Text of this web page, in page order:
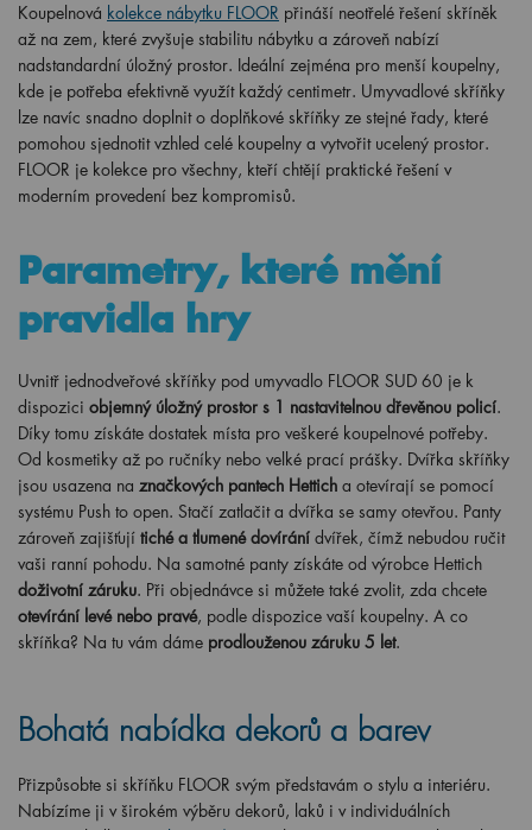
Koupelnová kolekce nábytku FLOOR přináší neotřelé řešení skříněk
až na zem, které zvyšuje stabilitu nábytku a zároveň nabízí
nadstandardní úložný prostor. Ideální zejména pro menší koupelny,
kde je potřeba efektivně využít každý centimetr. Umyvadlové skříňky
lze navíc snadno doplnit o doplňkové skříňky ze stejné řady, které
pomohou sjednotit vzhled celé koupelny a vytvořit ucelený prostor.
FLOOR je kolekce pro všechny, kteří chtějí praktické řešení v
moderním provedení bez kompromisů.
Parametry, které mění
pravidla hry
Uvnitř jednodveřové skříňky pod umyvadlo FLOOR SUD 60 je k
dispozici objemný úložný prostor s 1 nastavitelnou dřevěnou policí.
Díky tomu získáte dostatek místa pro veškeré koupelnové potřeby.
Od kosmetiky až po ručníky nebo velké prací prášky. Dvířka skříňky
jsou usazena na značkových pantech Hettich a otevírají se pomocí
systému Push to open. Stačí zatlačit a dvířka se samy otevřou. Panty
zároveň zajišťují tiché a tlumené dovírání dvířek, čímž nebudou ručit
vaši ranní pohodu. Na samotné panty získáte od výrobce Hettich
doživotní záruku. Při objednávce si můžete také zvolit, zda chcete
otevírání levé nebo pravé, podle dispozice vaší koupelny. A co
skříňka? Na tu vám dáme prodlouženou záruku 5 let.
Bohatá nabídka dekorů a barev
Přizpůsobte si skříňku FLOOR svým představám o stylu a interiéru.
Nabízíme ji v širokém výběru dekorů, laků i v individuálních